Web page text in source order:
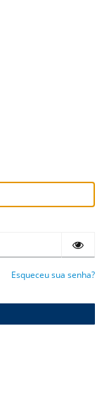
Esqueceu sua senha?